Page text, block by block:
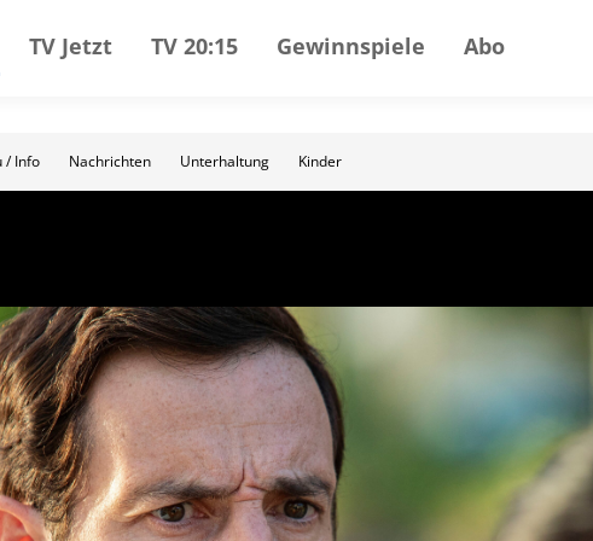
TV Jetzt TV 20:15 Gewinnspiele Abo
/ Info Nachrichten Unterhaltung Kinder